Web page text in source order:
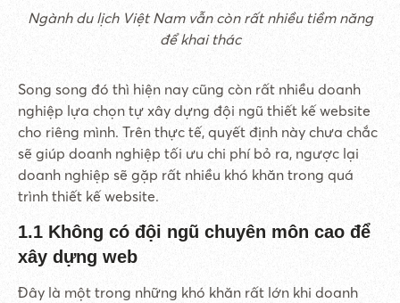
Ngành du lịch Việt Nam vẫn còn rất nhiều tiềm năng
để khai thác
Song song đó thì hiện nay cũng còn rất nhiều doanh
nghiệp lựa chọn tự xây dựng đội ngũ thiết kế website
cho riêng mình. Trên thực tế, quyết định này chưa chắc
sẽ giúp doanh nghiệp tối ưu chi phí bỏ ra, ngược lại
doanh nghiệp sẽ gặp rất nhiều khó khăn trong quá
trình thiết kế website.
1.1 Không có đội ngũ chuyên môn cao để
xây dựng web
Đây là một trong những khó khăn rất lớn khi doanh